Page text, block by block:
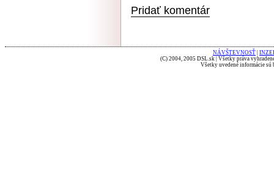
Pridať komentár
NÁVŠTEVNOSŤ
(C) 2004, 2005 DSL.sk | Všetky práva
Všetky uvedené informácie sú